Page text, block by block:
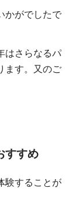
かがでしたで
はさらなるパ
ます。又のご
すすめ
験することが